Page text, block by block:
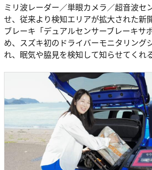
ミリ波レーダー／単眼カメラ／超音波セ
せ、従来より検知エリアが拡大された新
ブレーキ「デュアルセンサーブレーキサ
め、スズキ初のドライバーモニタリング
れ、眠気や脇見を検知して知らせてくれ